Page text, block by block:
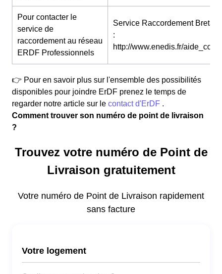
Pour contacter le
service de
raccordement au réseau
ERDF Professionnels
Service Raccordement
:
http://www.enedis.fr/
👉 Pour en savoir plus sur l'ensemble des possibilités
disponibles pour joindre ErDF prenez le temps de
regarder notre article sur le contact d'ErDF .
Comment trouver son numéro de point de livraison
?